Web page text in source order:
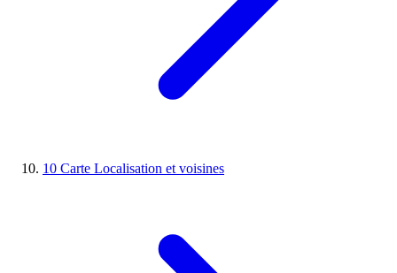
10 Carte Localisation et voisines